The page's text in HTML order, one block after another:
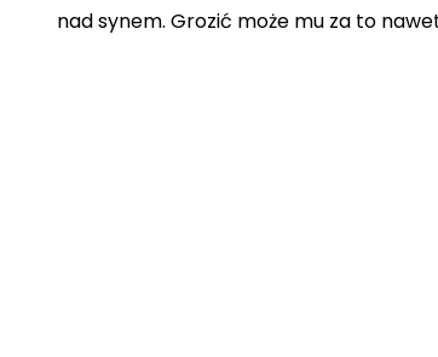
nad synem. Grozić może mu za to